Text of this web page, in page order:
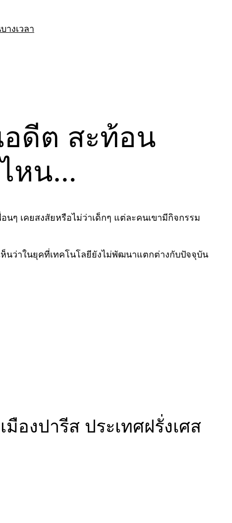
างเวลา
อดีต สะท้อน
หน…
ๆ เคยสงสัยหรือไม่ว่าเด็กๆ แต่ละคนเขามีกิจกรรม
ห็นว่าในยุคที่เทคโนโลยียังไม่พัฒนาแตกต่างกับปัจจุบัน
องปารีส ประเทศฝรั่งเศส